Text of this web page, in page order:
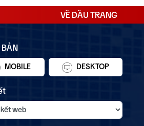
VỀ ĐẦU TRANG
BẢN
MOBILE DESKTOP